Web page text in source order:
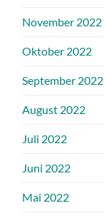
November 2022
Oktober 2022
September 2022
August 2022
Juli 2022
Juni 2022
Mai 2022